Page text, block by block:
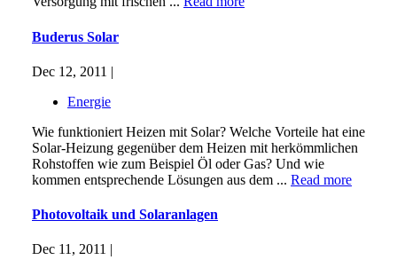
Buderus Solar
Dec 12, 2011 |
Energie
Wie funktioniert Heizen mit Solar? Welche Vorteile hat eine
Solar-Heizung gegenüber dem Heizen mit herkömmlichen
Rohstoffen wie zum Beispiel Öl oder Gas? Und wie
kommen entsprechende Lösungen aus dem ... Read more
Photovoltaik und Solaranlagen
Dec 11, 2011 |